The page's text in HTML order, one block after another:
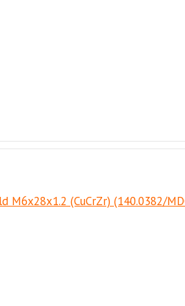
М6х28х1.2 (CuCrZr) (140.0382/